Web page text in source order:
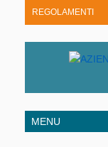
REGOLAMENTI